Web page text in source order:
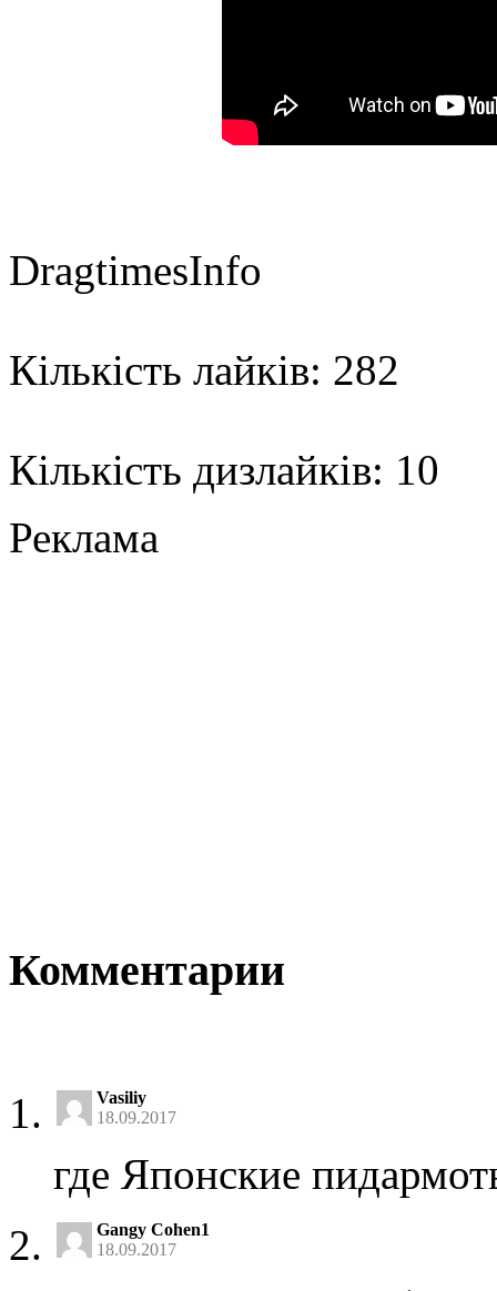
DragtimesInfo
Кількість лайків: 282
Кількість дизлайків: 10
Реклама
Комментарии
Vasiliy
18.09.2017
где Японские
Gangy Cohen1
18.09.2017